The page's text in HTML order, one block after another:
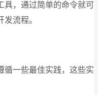
具，通过简单的命令就可
流程。
循一些最佳实践，这些实